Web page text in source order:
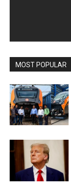
MOST POPULAR